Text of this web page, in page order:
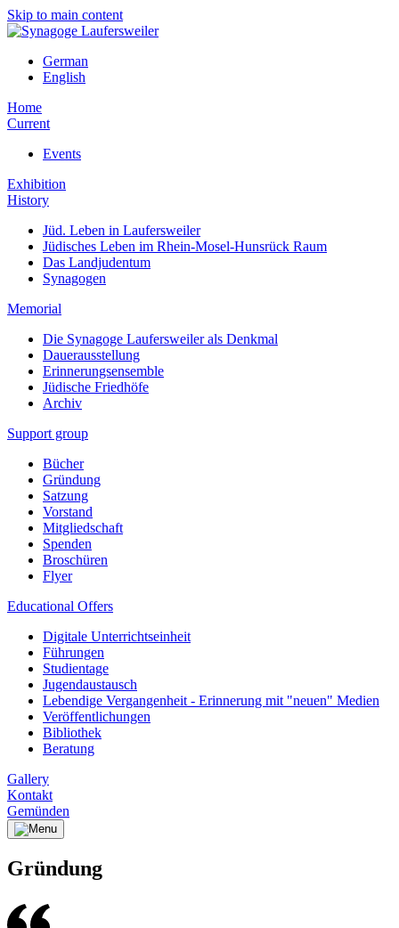
Skip to main content
German
English
Home
Current
Events
Exhibition
History
Jüd. Leben in Laufersweiler
Jüdisches Leben im Rhein-Mosel-Hunsrück Raum
Das Landjudentum
Synagogen
Memorial
Die Synagoge Laufersweiler als Denkmal
Dauerausstellung
Erinnerungsensemble
Jüdische Friedhöfe
Archiv
Support group
Bücher
Gründung
Satzung
Vorstand
Mitgliedschaft
Spenden
Broschüren
Flyer
Educational Offers
Digitale Unterrichtseinheit
Führungen
Studientage
Jugendaustausch
Lebendige Vergangenheit - Erinnerung mit "neuen" Medien
Veröffentlichungen
Bibliothek
Beratung
Gallery
Kontakt
Gemünden
Gründung